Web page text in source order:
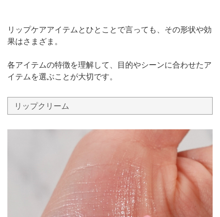
リップケアアイテムとひとことで言っても、その形状や効
果はさまざま。
各アイテムの特徴を理解して、目的やシーンに合わせたア
イテムを選ぶことが大切です。
リップクリーム